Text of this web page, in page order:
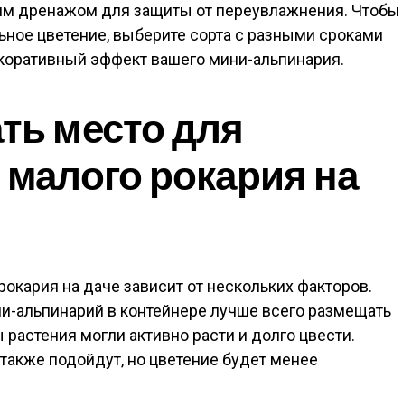
дренажом для защиты от переувлажнения. Чтобы
цветение, выберите сорта с разными сроками
эффект вашего мини-альпинария.
место для
рокария на
на даче зависит от нескольких факторов.
альпинарий в контейнере лучше всего размещать
могли активно расти и долго цвести.
подойдут, но цветение будет менее